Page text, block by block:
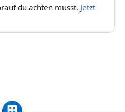
du achten musst. Jetzt